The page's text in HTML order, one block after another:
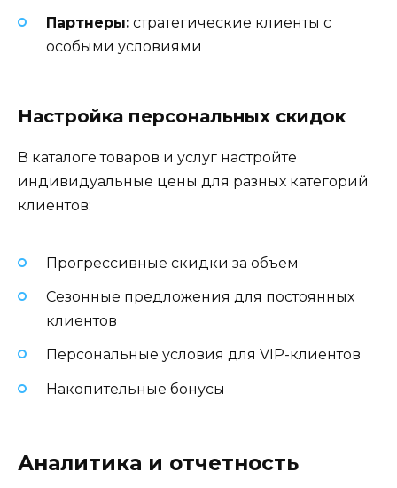
Партнеры: стратегические клиенты с
особыми условиями
Настройка персональных скидок
В каталоге товаров и услуг настройте
индивидуальные цены для разных категорий
клиентов:
Прогрессивные скидки за объем
Сезонные предложения для постоянных
клиентов
Персональные условия для VIP-клиентов
Накопительные бонусы
Аналитика и отчетность